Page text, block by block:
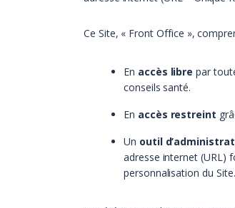
Ce Site, « Front Office »,
En accès libre par
conseils santé.
En accès restreint
Un outil
adresse internet (URL)
personnalisation du Site.